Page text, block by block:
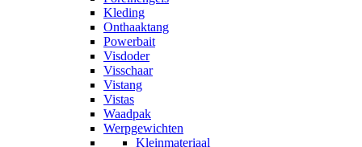
Kleding
Onthaaktang
Powerbait
Visdoder
Visschaar
Vistang
Vistas
Waadpak
Werpgewichten
Kleinmateriaal